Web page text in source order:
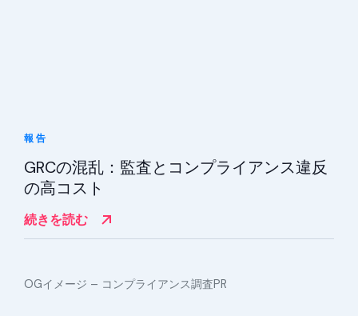
報告
GRCの混乱：監査とコンプライアンス違反
の高コスト
続きを読む
OGイメージ – コンプライアンス調査PR